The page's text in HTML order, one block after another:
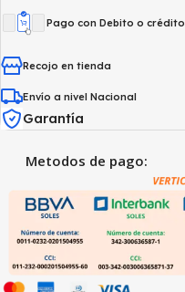
Pago con Debito o crédito
Recojo en tienda
Envío a nivel Nacional
Garantía
Metodos de pago: